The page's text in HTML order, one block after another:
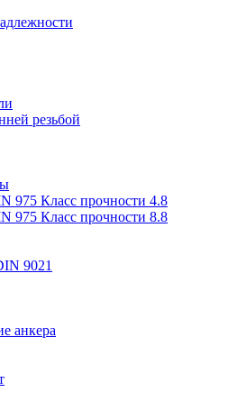
резьбой
975 Класс прочности 4.8
975 Класс прочности 8.8
9021
анкера